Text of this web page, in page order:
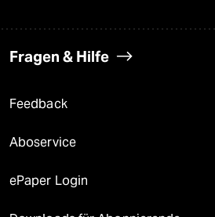
Fragen & Hilfe
Feedback
Aboservice
ePaper Login